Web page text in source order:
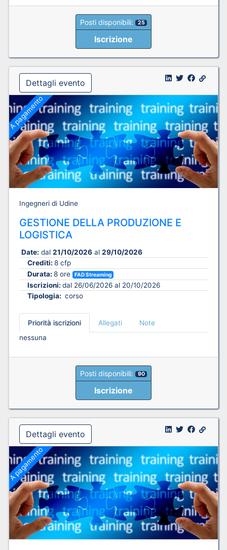
Posti disponibili: 25
Iscrizione
Dettagli evento
A pagamento
Ingegneri di Udine
GESTIONE DELLA PRODUZIONE E
LOGISTICA
Date: dal 21/10/2026 al 29/10/2026
Crediti: 8 cfp
Durata: 8 ore FAD Streaming
Iscrizioni: dal 26/06/2026 al 20/10/2026
Tipologia: corso
Priorità iscrizioni Allegati
Note
nessuna
Posti disponibili: 90
Iscrizione
Dettagli evento
A pagamento